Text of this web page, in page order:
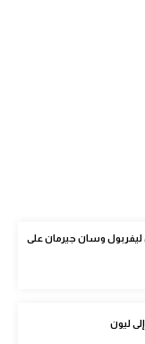
ليفربول وسان جيرمان على
ليون